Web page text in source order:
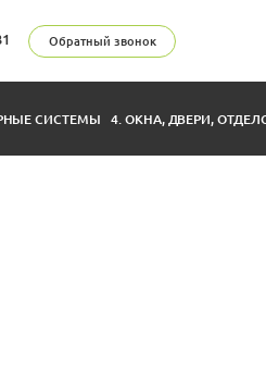
Обратный звонок
СИСТЕМЫ 4. ОКНА, ДВЕРИ,